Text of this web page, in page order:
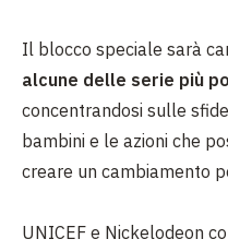
Il blocco speciale sarà
alcune delle serie più
concentrandosi sulle
bambini e le azioni che
creare un cambiamento
UNICEF e Nickelodeon